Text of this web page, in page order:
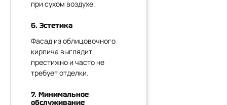
при сухом воздухе.
6. Эстетика
Фасад из облицовочного
кирпича выглядит
престижно и часто не
требует отделки.
7. Минимальное
обслуживание